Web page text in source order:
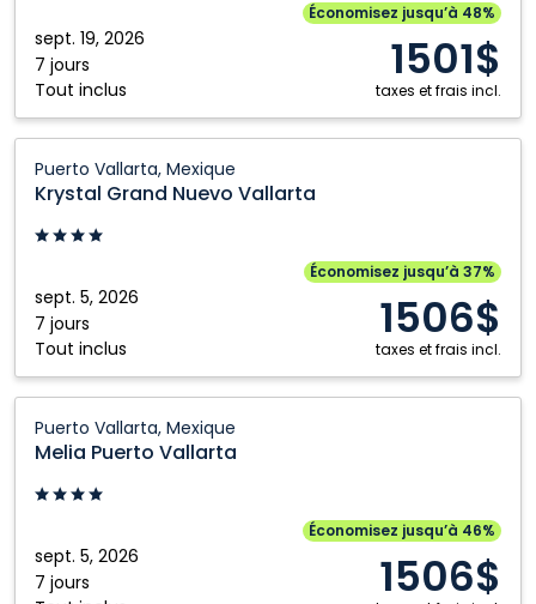
sept. 19, 2026
7 jours
Tout inclus
Économisez jusqu’à 48%
1501$
taxes et frais incl.
Mexique
Puerto Vallarta, Mexique
Krystal Grand Nuevo Vallarta
sept. 5, 2026
7 jours
Tout inclus
Économisez jusqu’à 37%
1506$
taxes et frais incl.
Grand
Nuevo
Vallarta:
Vallarta,
Mexique
Puerto Vallarta, Mexique
Melia Puerto Vallarta
sept. 5, 2026
7 jours
Économisez jusqu’à 46%
1506$
Puerto
Vallarta:
Puerto
Mexique